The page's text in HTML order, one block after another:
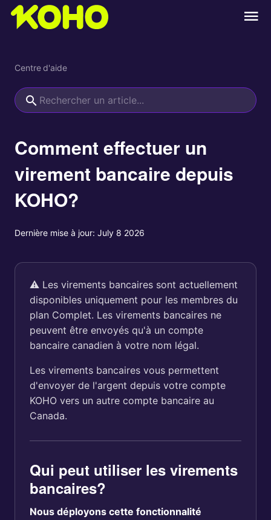
Centre d'aide
Comment effectuer un
virement bancaire depuis
KOHO?
Dernière mise à jour: July 8 2026
⚠️ Les virements bancaires sont actuellement
disponibles uniquement pour les membres du
plan Complet. Les virements bancaires ne
peuvent être envoyés qu'à un compte
bancaire canadien à votre nom légal.
Les virements bancaires vous permettent
d'envoyer de l'argent depuis votre compte
KOHO vers un autre compte bancaire au
Canada.
Qui peut utiliser les virements
bancaires?
Nous déployons cette fonctionnalité